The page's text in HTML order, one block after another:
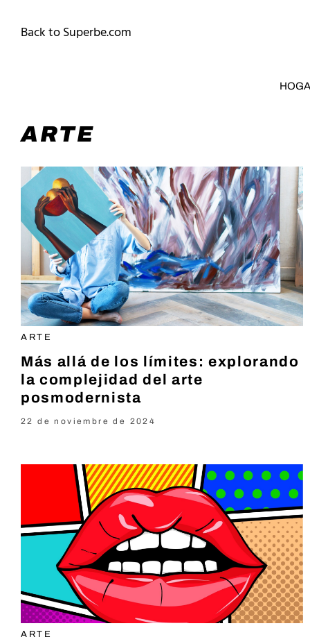
Back to Superbe.com
ARTE
ARTE
Más allá de los límites: explorando
la complejidad del arte
posmodernista
22 de noviembre de 2024
ARTE